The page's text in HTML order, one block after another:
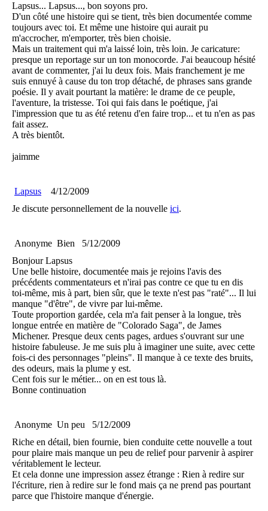
Lapsus... Lapsus..., bon soyons pro.
D'un côté une histoire qui se tient, très bien documentée comme
toujours avec toi. Et même une histoire qui aurait pu
m'accrocher, m'emporter, très bien choisie.
Mais un traitement qui m'a laissé loin, très loin. Je caricature:
presque un reportage sur un ton monocorde. J'ai beaucoup hésité
avant de commenter, j'ai lu deux fois. Mais franchement je me
suis ennuyé à cause du ton trop détaché, de phrases sans grande
poésie. Il y avait pourtant la matière: le drame de ce peuple,
l'aventure, la tristesse. Toi qui fais dans le poétique, j'ai
l'impression que tu as été retenu d'en faire trop... et tu n'en as pas
fait assez.
A très bientôt.
jaimme
Lapsus
4/12/2009
Je discute personnellement de la nouvelle ici.
Anonyme Bien
5/12/2009
Bonjour Lapsus
Une belle histoire, documentée mais je rejoins l'avis des
précédents commentateurs et n'irai pas contre ce que tu en dis
toi-même, mis à part, bien sûr, que le texte n'est pas "raté"... Il lui
manque "d'être", de vivre par lui-même.
Toute proportion gardée, cela m'a fait penser à la longue, très
longue entrée en matière de "Colorado Saga", de James
Michener. Presque deux cents pages, ardues s'ouvrant sur une
histoire fabuleuse. Je me suis plu à imaginer une suite, avec cette
fois-ci des personnages "pleins". Il manque à ce texte des bruits,
des odeurs, mais la plume y est.
Cent fois sur le métier... on en est tous là.
Bonne continuation
Anonyme Un peu
5/12/2009
Riche en détail, bien fournie, bien conduite cette nouvelle a tout
pour plaire mais manque un peu de relief pour parvenir à aspirer
véritablement le lecteur.
Et cela donne une impression assez étrange : Rien à redire sur
l'écriture, rien à redire sur le fond mais ça ne prend pas pourtant
parce que l'histoire manque d'énergie.